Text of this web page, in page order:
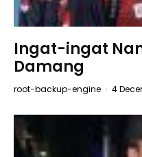
Ingat-ingat
Damang
root-backup-engine · 4